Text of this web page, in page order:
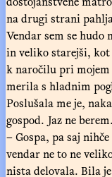
na drugi strani
Vendar sem se hudo
in veliko starejši, kot
k naročilu pri mojem
merila s hladnim
Poslušala me je,
gospod. Jaz ne berem.
– Gospa, pa saj
vendar ne to ne
nista delovala. Bila